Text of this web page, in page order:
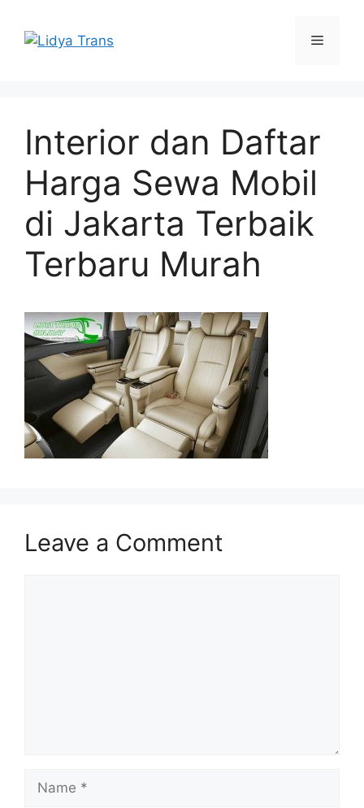
content
Menu
Interior dan Daftar
Harga Sewa Mobil
di Jakarta Terbaik
Terbaru Murah
Leave a Comment
Name